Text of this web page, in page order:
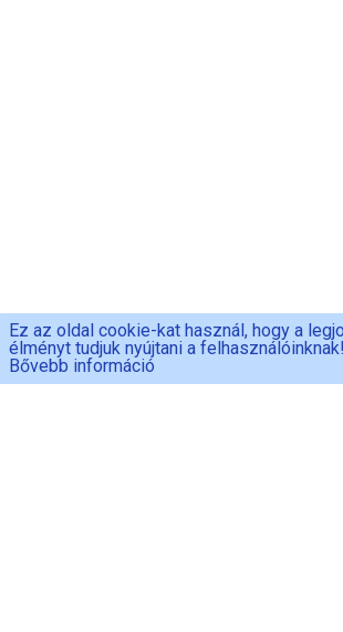
Ez az oldal cookie-kat használ, hogy a
élményt tudjuk nyújtani a felhasználóinknak!
Bővebb információ